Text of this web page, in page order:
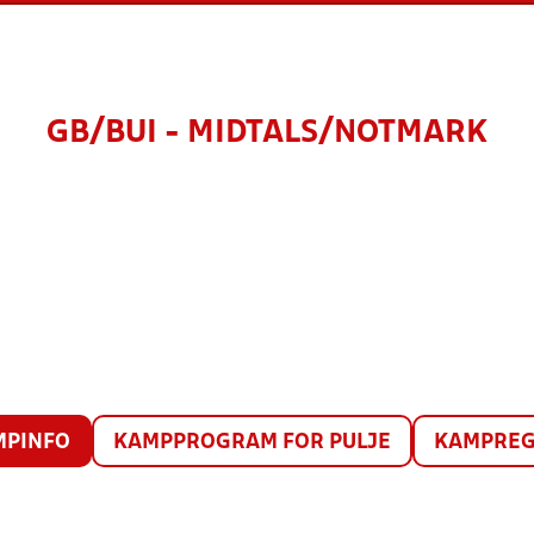
GB/BUI - MIDTALS/NOTMARK
KAMPPROGRAM FOR PULJE